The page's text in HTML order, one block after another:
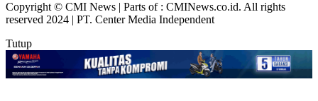
Copyright © CMI News | Parts of : CMINews.co.id. All rights
reserved 2024 | PT. Center Media Independent
Tutup